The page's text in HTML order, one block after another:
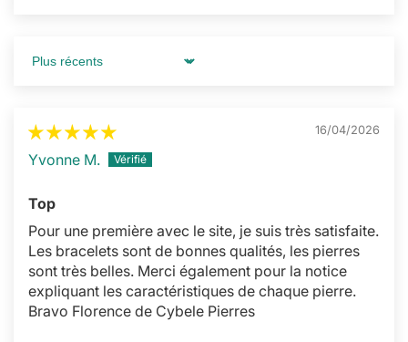
Sort by
16/04/2026
Yvonne M.
Top
Pour une première avec le site, je suis très satisfaite.
Les bracelets sont de bonnes qualités, les pierres
sont très belles. Merci également pour la notice
expliquant les caractéristiques de chaque pierre.
Bravo Florence de Cybele Pierres